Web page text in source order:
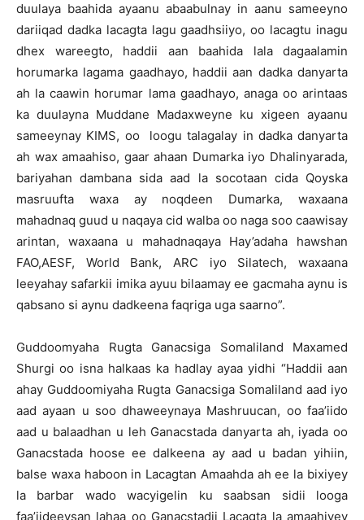
duulaya baahida ayaanu abaabulnay in aanu sameeyno
dariiqad dadka lacagta lagu gaadhsiiyo, oo lacagtu inagu
dhex wareegto, haddii aan baahida lala dagaalamin
horumarka lagama gaadhayo, haddii aan dadka danyarta
ah la caawin horumar lama gaadhayo, anaga oo arintaas
ka duulayna Muddane Madaxweyne ku xigeen ayaanu
sameeynay KIMS, oo loogu talagalay in dadka danyarta
ah wax amaahiso, gaar ahaan Dumarka iyo Dhalinyarada,
bariyahan dambana sida aad la socotaan cida Qoyska
masruufta waxa ay noqdeen Dumarka, waxaana
mahadnaq guud u naqaya cid walba oo naga soo caawisay
arintan, waxaana u mahadnaqaya Hay’adaha hawshan
FAO,AESF, World Bank, ARC iyo Silatech, waxaana
leeyahay safarkii imika ayuu bilaamay ee gacmaha aynu is
qabsano si aynu dadkeena faqriga uga saarno”.
Guddoomyaha Rugta Ganacsiga Somaliland Maxamed
Shurgi oo isna halkaas ka hadlay ayaa yidhi “Haddii aan
ahay Guddoomiyaha Rugta Ganacsiga Somaliland aad iyo
aad ayaan u soo dhaweeynaya Mashruucan, oo faa’iido
aad u balaadhan u leh Ganacstada danyarta ah, iyada oo
Ganacstada hoose ee dalkeena ay aad u badan yihiin,
balse waxa haboon in Lacagtan Amaahda ah ee la bixiyey
la barbar wado wacyigelin ku saabsan sidii looga
faa’iideeysan lahaa oo Ganacstadii Lacagta la amaahiyey